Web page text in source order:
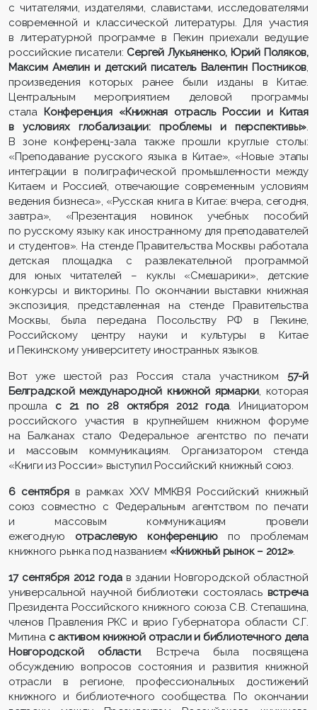
с читателями, издателями, славистами, исследователями
современной и классической литературы. Для участия
в литературной программе в Пекин приехали ведущие
российские писатели: Сергей Лукьяненко, Юрий Поляков,
Максим Амелин и детский писатель Валентин Постников,
произведения которых ранее были изданы в Китае.
Центральным мероприятием деловой программы
стала Конференция «Книжная отрасль России и Китая
в условиях глобализации: проблемы и перспективы».
В зоне конференц-зала также прошли круглые столы:
«Преподавание русского языка в Китае», «Новые этапы
интеграции в полиграфической промышленности между
Китаем и Россией, отвечающие современным условиям
ведения бизнеса», «Русская книга в Китае: вчера, сегодня,
завтра», «Презентация новинок учебных пособий
по русскому языку как иностранному для преподавателей
и студентов». На стенде Правительства Москвы работала
детская площадка с развлекательной программой
для юных читателей – куклы «Смешарики», детские
конкурсы и викторины. По окончании выставки книжная
экспозиция, представленная на стенде Правительства
Москвы, была передана Посольству РФ в Пекине,
Российскому центру науки и культуры в Китае
и Пекинскому университету иностранных языков.
Вот уже шестой раз Россия стала участником 57-й
Белградской международной книжной ярмарки, которая
прошла с 21 по 28 октября 2012 года. Инициатором
российского участия в крупнейшем книжном форуме
на Балканах стало Федеральное агентство по печати
и массовым коммуникациям. Организатором стенда
«Книги из России» выступил Российский книжный союз.
6 сентябряв рамках XXV ММКВЯ Российский книжный
союз совместно с Федеральным агентством по печати
и массовым коммуникациям провели
ежегодную отраслевую конференциюпо проблемам
книжного рынка под названием «Книжный рынок – 2012».
17 сентября 2012 года в здании Новгородской областной
универсальной научной библиотеки состоялась встреча
Президента Российского книжного союза С.В. Степашина,
членов Правления РКС и врио Губернатора области С.Г.
Митина с активом книжной отрасли и библиотечного дела
Новгородской области. Встреча была посвящена
обсуждению вопросов состояния и развития книжной
отрасли в регионе, профессиональных достижений
книжного и библиотечного сообщества. По окончании